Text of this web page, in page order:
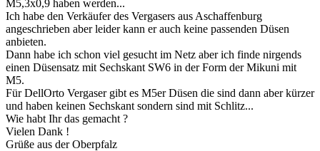
M5,3x0,9 haben werden...
Ich habe den Verkäufer des Vergasers aus Aschaffenburg
angeschrieben aber leider kann er auch keine passenden Düsen
anbieten.
Dann habe ich schon viel gesucht im Netz aber ich finde nirgends
einen Düsensatz mit Sechskant SW6 in der Form der Mikuni mit
M5.
Für DellOrto Vergaser gibt es M5er Düsen die sind dann aber kürzer
und haben keinen Sechskant sondern sind mit Schlitz...
Wie habt Ihr das gemacht ?
Vielen Dank !
Grüße aus der Oberpfalz